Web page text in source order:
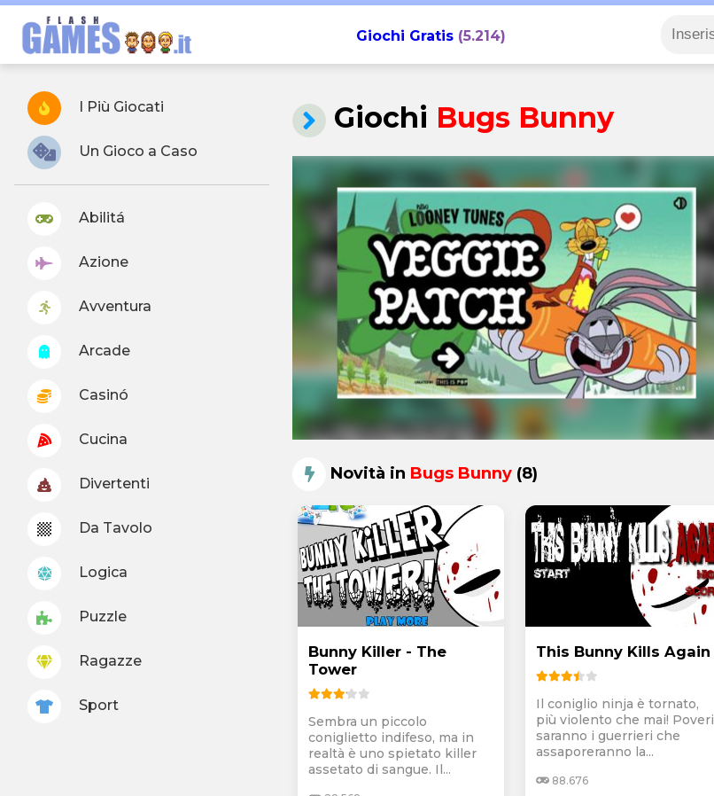
Giochi Gratis(5.214)
I Più Giocati
Un Gioco a Caso
Abilitá
Azione
Avventura
Arcade
Casinó
Cucina
Divertenti
Da Tavolo
Logica
Puzzle
Ragazze
Sport
Giochi Bugs Bunny
Novità in Bugs Bunny (8)
Bunny Killer - The
Tower
Sembra un piccolo
coniglietto indifeso, ma in
realtà è uno spietato killer
assetato di sangue. Il...
This Bunny Kills Again
Il coniglio ninja è tornato,
più violento che mai! Poveri
saranno i guerrieri che
assaporeranno la...
88.676